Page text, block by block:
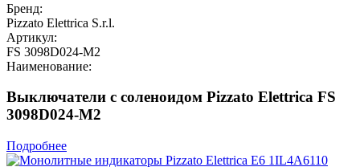
Бренд:
Pizzato Elettrica S.r.l.
Артикул:
FS 3098D024-M2
Наименование:
Выключатели с соленоидом Pizzato Elettrica FS
3098D024-M2
Подробнее